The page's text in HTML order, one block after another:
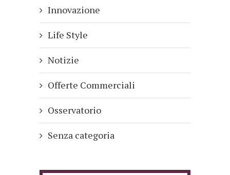
Innovazione
Life Style
Notizie
Offerte Commerciali
Osservatorio
Senza categoria